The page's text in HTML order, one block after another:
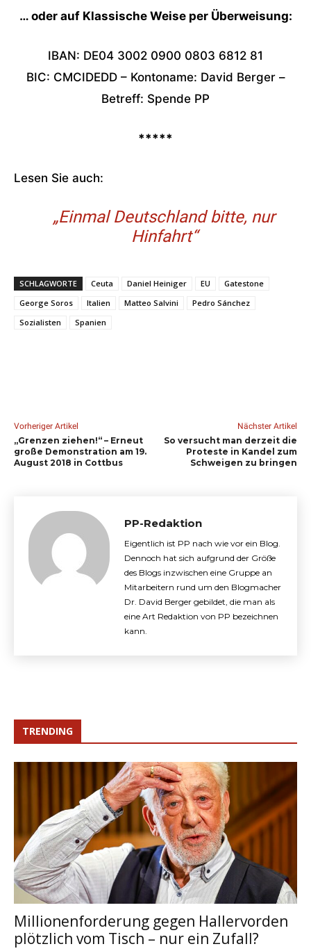
… oder auf Klassische Weise per Überweisung:
IBAN: DE04 3002 0900 0803 6812 81
BIC: CMCIDEDD – Kontoname: David Berger –
Betreff: Spende PP
*****
Lesen Sie auch:
„Einmal Deutschland bitte, nur
Hinfahrt“
SCHLAGWORTE Ceuta Daniel Heiniger EU
Gatestone
George Soros
Italien Matteo Salvini
Pedro Sánchez
Sozialisten
Spanien
Vorheriger Artikel
„Grenzen ziehen!“ – Erneut
große Demonstration am 19.
August 2018 in Cottbus
Nächster Artikel
So versucht man derzeit die
Proteste in Kandel zum
Schweigen zu bringen
PP-Redaktion
Eigentlich ist PP nach wie vor ein Blog.
Dennoch hat sich aufgrund der Größe
des Blogs inzwischen eine Gruppe an
Mitarbeitern rund um den Blogmacher
Dr. David Berger gebildet, die man als
eine Art Redaktion von PP bezeichnen
kann.
TRENDING
Millionenforderung gegen Hallervorden
plötzlich vom Tisch – nur ein Zufall?